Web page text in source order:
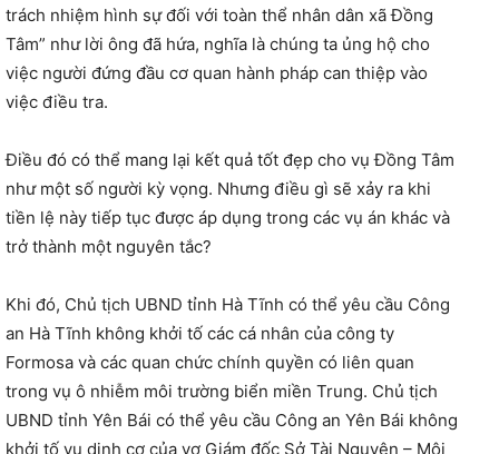
trách nhiệm hình sự đối với toàn thể nhân dân xã Đồng
Tâm” như lời ông đã hứa, nghĩa là chúng ta ủng hộ cho
việc người đứng đầu cơ quan hành pháp can thiệp vào
việc điều tra.
Điều đó có thể mang lại kết quả tốt đẹp cho vụ Đồng Tâm
như một số người kỳ vọng. Nhưng điều gì sẽ xảy ra khi
tiền lệ này tiếp tục được áp dụng trong các vụ án khác và
trở thành một nguyên tắc?
Khi đó, Chủ tịch UBND tỉnh Hà Tĩnh có thể yêu cầu Công
an Hà Tĩnh không khởi tố các cá nhân của công ty
Formosa và các quan chức chính quyền có liên quan
trong vụ ô nhiễm môi trường biển miền Trung. Chủ tịch
UBND tỉnh Yên Bái có thể yêu cầu Công an Yên Bái không
khởi tố vụ dinh cơ của vợ Giám đốc Sở Tài Nguyên – Môi